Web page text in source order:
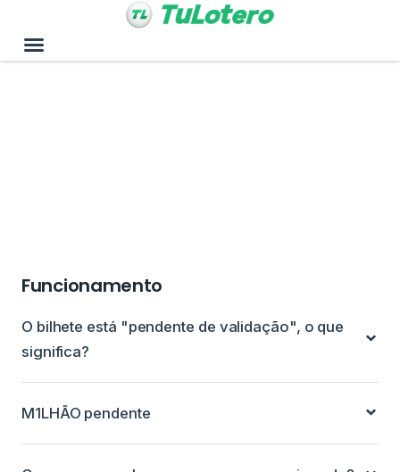
Funcionamento
O bilhete está "pendente de validação", o que
significa?
M1LHÃO pendente